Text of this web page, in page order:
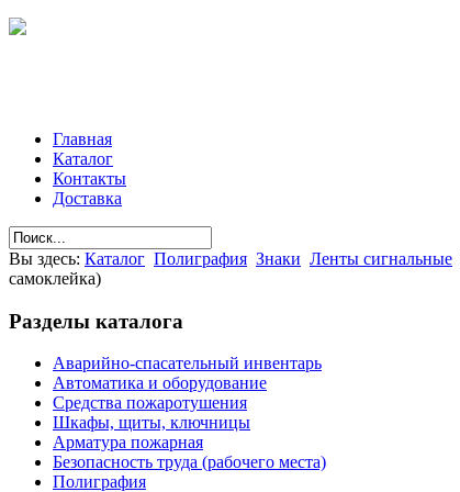
Главная
Каталог
Контакты
Доставка
Вы здесь: Каталог Полиграфия Знаки Ленты сигнальные
самоклейка)
Разделы каталога
Аварийно-спасательный инвентарь
Автоматика и оборудование
Средства пожаротушения
Шкафы, щиты, ключницы
Арматура пожарная
Безопасность труда (рабочего места)
Полиграфия